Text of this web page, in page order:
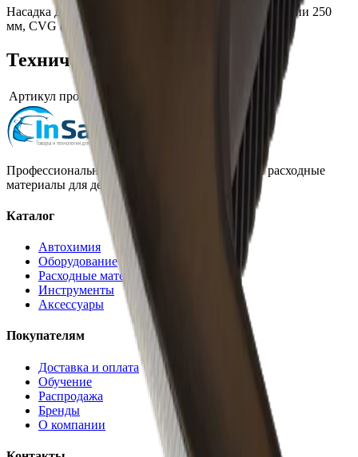
Насадка для чистки стекол, для подачи пара/аспирации 250
мм, CVG (RIP5025), Bieffe
Технические характеристики
Артикул производителя
Профессиональная автохимия, оборудование и расходные
материалы для детейлинга.
Каталог
Автохимия
Оборудование
Расходные материалы
Инструменты
Аксессуары
Покупателям
Доставка и оплата
Обучение
Распродажа
Бренды
О компании